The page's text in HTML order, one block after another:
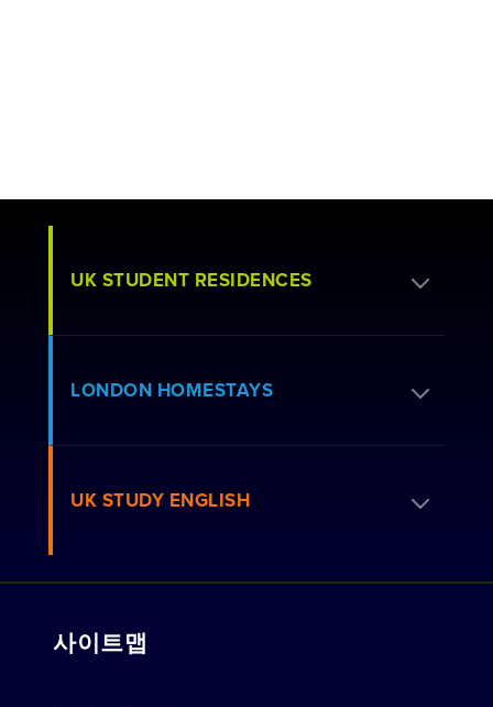
UK STUDENT RESIDENCES
레지던스 신청하기
뷰 레지던스
LONDON HOMESTAYS
홈스테이를 예약하세요
저희와 함께 일하세요
UK STUDY ENGLISH
학교 보기
사이트맵